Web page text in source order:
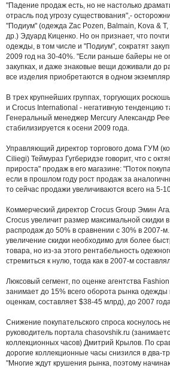
"Падение продаж есть, но не настолько
отрасль под угрозу существования",-
"Подиум" (одежда Zac Pozen, Balmain, Kova &
др.) Эдуард Киценко. Но он признает, что
одежды, в том числе и "Подиум", сократят
2009 год на 30-40%. "Если раньше байеры не
закупках, и даже знаковые вещи доживали до
все изделия приобретаются в одном
В трех крупнейших группах, торгующих
и Crocus International - негативную тенденцию
Генеральный менеджер Mercury Александр
стабилизируется к осени 2009 года.
Управляющий директор торгового дома ГУМ
Ciliegi) Теймураз Гугберидзе говорит, что с
прироста" продаж в его магазине: "Поток
если в прошлом году рост продаж за
то сейчас продажи увеличиваются всего на 5-
Коммерческий директор Crocus Group Эмин
Crocus увеличит размер максимальной скидки
распродаж до 50% в сравнении с 30% в 2007-
увеличение скидки необходимо для более
товара, но из-за этого рентабельность
стремиться к нулю, тогда как в 2007-м
Люксовый сегмент, по оценке агентства
занимает до 15% всего оборота рынка одежды
оценкам, составляет $38-45 млрд), до 2007
Снижение покупательского спроса коснулось
руководитель портала chasovshik.ru
коллекционных часов) Дмитрий Крылов. По
дорогие коллекционные часы снизился в два-
"Многие ждут крушения рынка, поэтому